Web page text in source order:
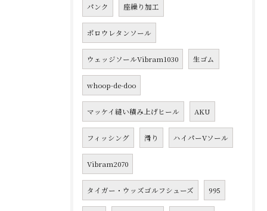
パンク 座繰り加工
ポロウレタンソール
ウェッジソールVibram1030 生ゴム
whoop-de-doo
マッケイ縫い積み上げヒール AKU
フィッシング 滑り ハイパーVソール
Vibram2070
タイガー・ウッズゴルフシューズ 995